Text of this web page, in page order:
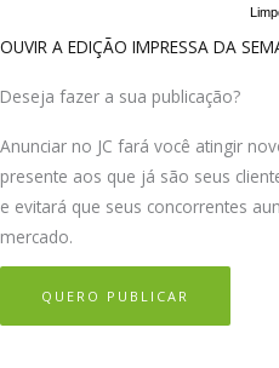
OUVIR A EDIÇÃO IMPRESSA DA
Deseja fazer a sua publicação?
Anunciar no JC fará você atingir
presente aos que já são seus
e evitará que seus concorrentes
mercado.
QUERO PUBLICAR